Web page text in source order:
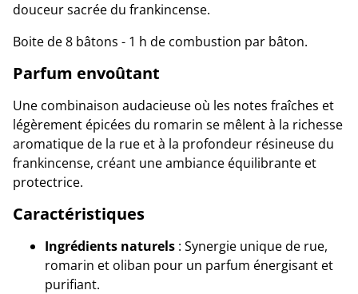
douceur sacrée du frankincense.
Boite de 8 bâtons - 1 h de combustion par bâton.
Parfum envoûtant
Une combinaison audacieuse où les notes fraîches et
légèrement épicées du romarin se mêlent à la richesse
aromatique de la rue et à la profondeur résineuse du
frankincense, créant une ambiance équilibrante et
protectrice.
Caractéristiques
Ingrédients naturels : Synergie unique de rue,
romarin et oliban pour un parfum énergisant et
purifiant.